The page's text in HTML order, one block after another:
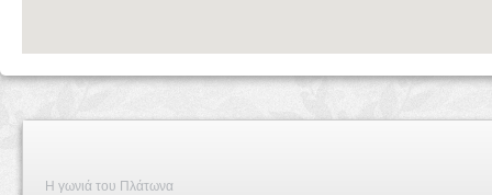
Η γωνιά του Πλάτωνα